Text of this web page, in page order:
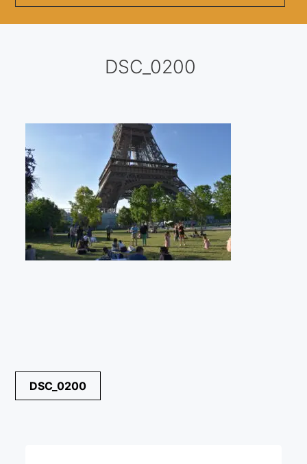
Visitas a los ateliers o talleres de artistas
Presse
Qué dicen de nosotros?
Aviso legal
Política de cookies
«Impressionnis-vous» Paris 2023
¡VIVE Molière! Un hommage latino-américain à
DSC_0200
Navegación
de
DSC_0200